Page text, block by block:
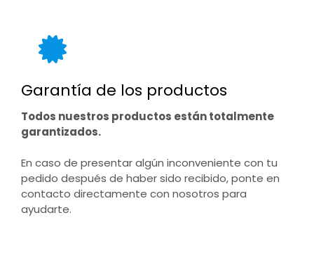
Garantía de los productos
Todos nuestros productos están totalmente
garantizados.
En caso de presentar algún inconveniente con tu
pedido después de haber sido recibido, ponte en
contacto directamente con nosotros para
ayudarte.